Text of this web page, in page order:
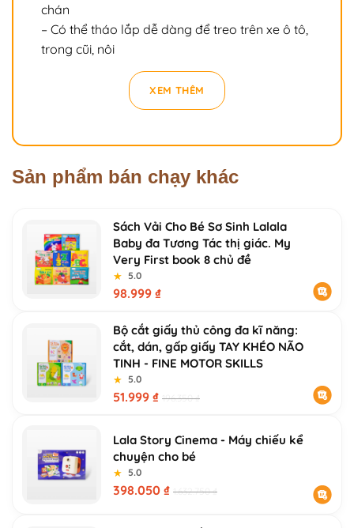
chán
– Có thể tháo lắp dễ dàng để treo trên xe ô tô,
trong cũi, nôi
XEM THÊM
Sản phẩm bán chạy khác
Sách Vải Cho Bé Sơ Sinh Lalala
Baby đa Tương Tác thị giác. My
Very First book 8 chủ đề
★
★ 5.0
98.999 ₫
Bộ cắt giấy thủ công đa kĩ năng:
cắt, dán, gấp giấy TAY KHÉO NÃO
TINH - FINE MOTOR SKILLS
★
★ 5.0
51.999 ₫ 196.350₫
Lala Story Cinema - Máy chiếu kể
chuyện cho bé
★
★ 5.0
398.050 ₫ 1.632.750₫